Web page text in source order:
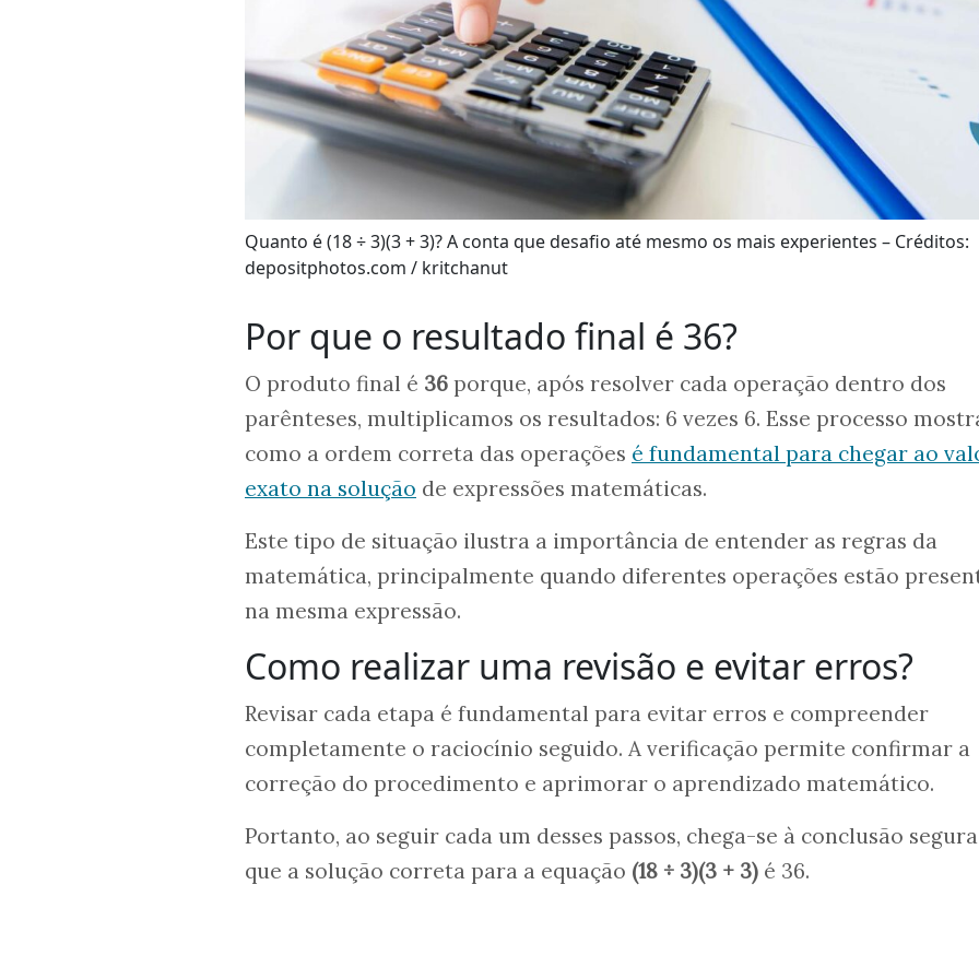
Quanto é (18 ÷ 3)(3 + 3)? A conta que desafio até mesmo os mais experientes – Créditos:
depositphotos.com / kritchanut
Por que o resultado final é 36?
O produto final é 36 porque, após resolver cada operação dentro dos
parênteses, multiplicamos os resultados: 6 vezes 6. Esse processo
como a ordem correta das operações é fundamental para chegar ao
exato na solução de expressões matemáticas.
Este tipo de situação ilustra a importância de entender as regras da
matemática, principalmente quando diferentes operações estão
na mesma expressão.
Como realizar uma revisão e evitar erros?
Revisar cada etapa é fundamental para evitar erros e compreender
completamente o raciocínio seguido. A verificação permite confirmar a
correção do procedimento e aprimorar o aprendizado matemático.
Portanto, ao seguir cada um desses passos, chega-se à conclusão
que a solução correta para a equação (18 ÷ 3)(3 + 3) é 36.